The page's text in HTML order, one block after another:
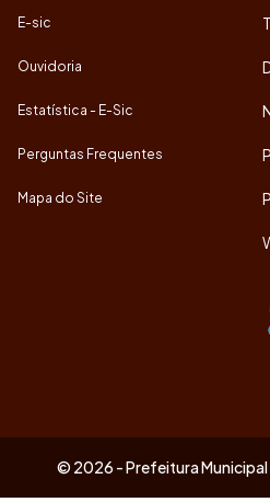
E-sic
Ouvidoria
Estatística - E-Sic
Perguntas Frequentes
Mapa do Site
© 2026 - Prefeitura Municipal